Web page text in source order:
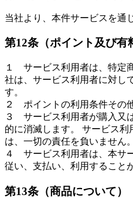
当社より、本件サービスを通
第12条（ポイント及び有
１ サービス利用者は、特定
社は、サービス利用者に対し
す。
２ ポイントの利用条件その
３ サービス利用者が購入又
的に消滅します。 サービス
は、一切の責任を負いません
４ サービス利用者は、本サ
従い、支払い、利用すること
第13条（商品について）